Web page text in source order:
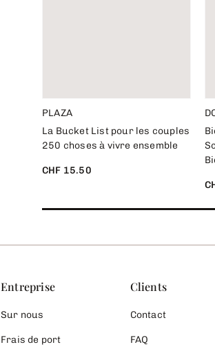
PLAZA
La Bucket List pour les couples
250 choses à vivre ensemble
CHF 15.50
Entreprise
Sur nous
Frais de port
Clients
Contact
FAQ